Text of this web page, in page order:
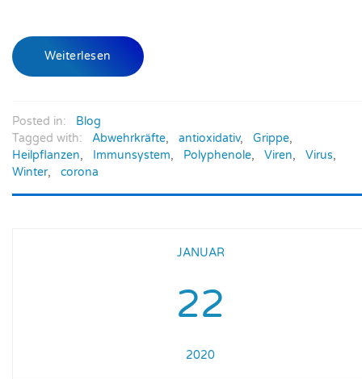
Weiterlesen
Posted in:
Blog
Tagged with:
Abwehrkräfte, antioxidativ, Grippe,
Heilpflanzen, Immunsystem, Polyphenole, Viren, Virus,
Winter, corona
JANUAR
22
2020